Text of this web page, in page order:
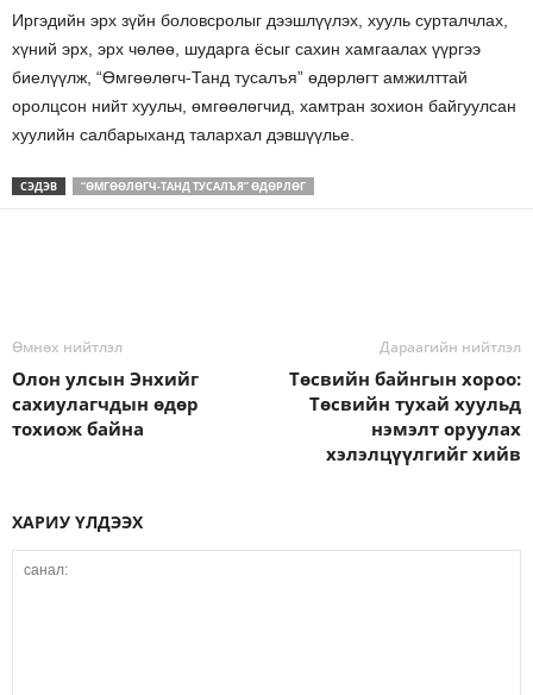
Иргэдийн эрх зүйн боловсролыг дээшлүүлэх, хууль сурталчлах,
хүний эрх, эрх чөлөө, шударга ёсыг сахин хамгаалах үүргээ
биелүүлж, “Өмгөөлөгч-Танд тусалъя” өдөрлөгт амжилттай
оролцсон нийт хуульч, өмгөөлөгчид, хамтран зохион байгуулсан
хуулийн салбарыханд талархал дэвшүүлье.
СЭДЭВ “ӨМГӨӨЛӨГЧ-ТАНД ТУСАЛЪЯ” ӨДӨРЛӨГ
Өмнөх нийтлэл
Олон улсын Энхийг
сахиулагчдын өдөр
тохиож байна
Дараагийн нийтлэл
Төсвийн байнгын хороо:
Төсвийн тухай хуульд
нэмэлт оруулах
хэлэлцүүлгийг хийв
ХАРИУ ҮЛДЭЭХ